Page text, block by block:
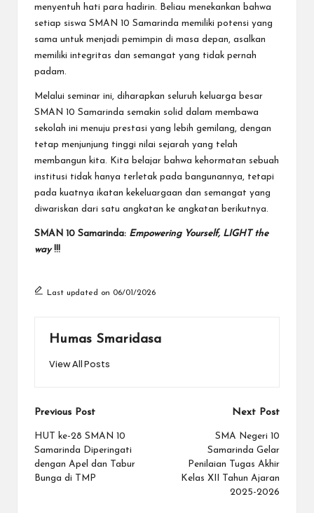
menyentuh hati para hadirin. Beliau menekankan bahwa
setiap siswa SMAN 10 Samarinda memiliki potensi yang
sama untuk menjadi pemimpin di masa depan, asalkan
memiliki integritas dan semangat yang tidak pernah
padam.
Melalui seminar ini, diharapkan seluruh keluarga besar
SMAN 10 Samarinda semakin solid dalam membawa
sekolah ini menuju prestasi yang lebih gemilang, dengan
tetap menjunjung tinggi nilai sejarah yang telah
membangun kita. Kita belajar bahwa kehormatan sebuah
institusi tidak hanya terletak pada bangunannya, tetapi
pada kuatnya ikatan kekeluargaan dan semangat yang
diwariskan dari satu angkatan ke angkatan berikutnya.
SMAN 10 Samarinda: Empowering Yourself, LIGHT the
way!!!
Last updated on 06/01/2026
Humas Smaridasa
View All Posts
Post
navigation
Previous Post
HUT ke-28 SMAN 10
Samarinda Diperingati
dengan Apel dan Tabur
Bunga di TMP
Next Post
SMA Negeri 10
Samarinda Gelar
Penilaian Tugas Akhir
Kelas XII Tahun Ajaran
2025-2026